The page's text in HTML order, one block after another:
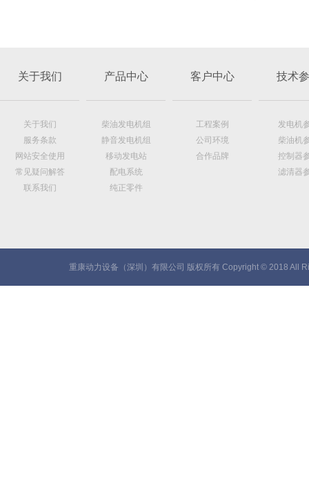
关于我们
关于我们
服务条款
网站安全使用
常见疑问解答
联系我们
产品中心
柴油发电机组
静音发电机组
移动发电站
配电系统
纯正零件
客户中心
工程案例
公司环境
合作品牌
技术
发电机
柴油机
控制器
滤清器
重康动力设备（深圳）有限公司 版权所有 Copyright © 2018 All